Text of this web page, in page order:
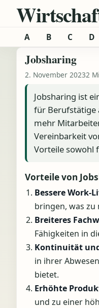
Zum Inhalt springen
A B C D
Jobsharing
2. November 20232
Jobsharing ist
für Berufstätige
mehr
Vereinbarkeit
Vorteile sowohl
Vorteile von
Bessere Work-
bringen, was
Breiteres
Fähigkeiten in
Kontinuität
in ihrer
bietet.
Erhöhte
und zu einer